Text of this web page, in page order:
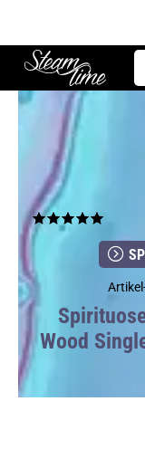
Steam time
Spirituosen
Wood